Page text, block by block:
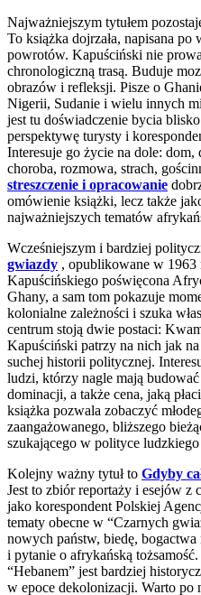
Najważniejszym tytułem
To książka dojrzała, napisana
powrotów. Kapuściński nie
chronologiczną trasą. Buduje
obrazów i refleksji. Pisze o
Nigerii, Sudanie i wielu innych
jest tu doświadczenie bycia
perspektywę turysty i
Interesuje go życie na dole: dom,
choroba, rozmowa, strach,
streszczenie i opracowanie
omówienie książki, lecz także
najważniejszych tematów
Wcześniejszym i bardziej
gwiazdy , opublikowane w 1963
Kapuścińskiego poświęcona
Ghany, a sam tom pokazuje
kolonialne zależności i szuka
centrum stoją dwie postaci:
Kapuściński patrzy na nich jak
suchej historii politycznej.
ludzi, którzy nagle mają
dominacji, a także cena, jaką
książka pozwala zobaczyć
zaangażowanego, bliższego
szukającego w polityce ludzkiego
Kolejny ważny tytuł to Gdyby
Jest to zbiór reportaży i esejów z
jako korespondent Polskiej
tematy obecne w “Czarnych
nowych państw, biedę,
i pytanie o afrykańską
“Hebanem” jest bardziej
w epoce dekolonizacji. Warto po